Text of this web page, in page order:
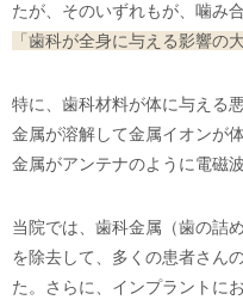
たが、そのいずれもが、噛み
「歯科が全身に与える影響の
特に、歯科材料が体に与える
金属が溶解して金属イオンが
金属がアンテナのように電磁
当院では、歯科金属（歯の詰
を除去して、多くの患者さん
た。さらに、インプラントに